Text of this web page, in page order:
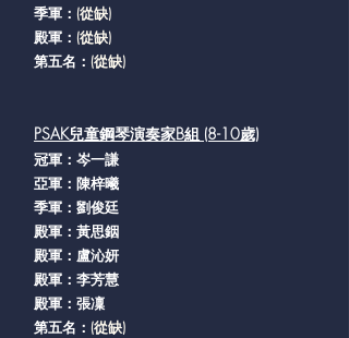
季軍： (從缺)
殿軍： (從缺)
第五名： (從缺)
PSAK兒童鋼琴演奏家B組 (8-10歲)
冠軍：岑一謙
亞軍：陳梓曦
季軍：劉俊廷
殿軍：黃思銦
殿軍：盧沁妍
殿軍：李芳慧
殿軍：張凜
​第五名： (從缺)